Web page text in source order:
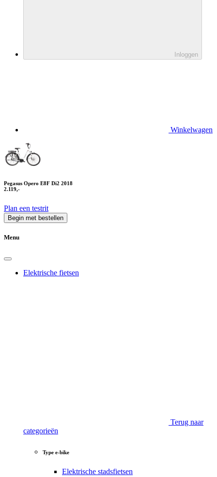
Inloggen
Winkelwagen
Pegasus Opero E8F Di2 2018
2.119,-
Plan een testrit
Begin met bestellen
Menu
Elektrische fietsen
Terug naar
categorieën
Type e-bike
Elektrische stadsfietsen